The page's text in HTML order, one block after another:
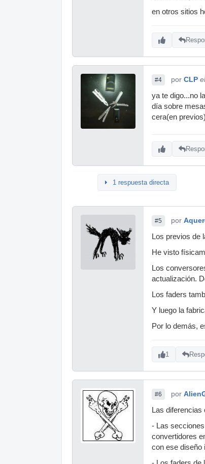
en otros sitios
#4 por CLP
ya te digo...no
día sobre
cera(en
1 respuesta directa
#5 por
Los previos de
He visto
Los
actualización.
Los faders
Y luego la
Por lo demás,
1
#6 por
Las
- Las
convertidores
con ese diseño